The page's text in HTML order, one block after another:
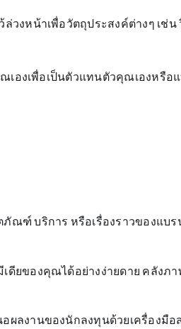
งหน้าเพื่อวัตถุประสงค์ต่างๆ เช่น
เองเพื่อเป็นตัวแทนตัวคุณเองหรื
ณฑ์ บริการ หรือเรื่องราวของแบ
ดียของคุณได้อย่างง่ายดาย คลังภ
งานของนักลงทุนด้วยเครื่องมือส